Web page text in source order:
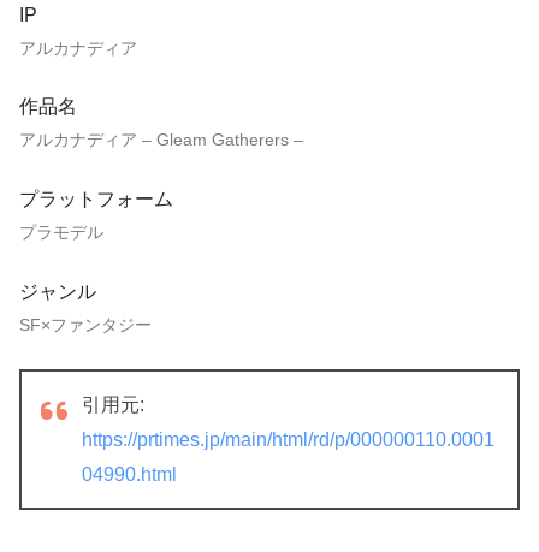
IP
アルカナディア
作品名
アルカナディア – Gleam Gatherers –
プラットフォーム
プラモデル
ジャンル
SF×ファンタジー
引用元:
https://prtimes.jp/main/html/rd/p/000000110.0001
04990.html